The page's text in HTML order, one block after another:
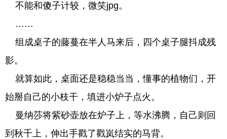
不能和傻子计较，微笑jpg。
……
组成桌子的藤蔓在半人马来后，四个桌子腿抖成残
影。
就算如此，桌面还是稳稳当当，懂事的植物们，开
始掰自己的小枝干，填进小炉子点火。
曼纳莎将紫砂壶放在炉子上，等水沸腾，自己则回
到秋千上，伸出手戳了戳岚结实的马背。